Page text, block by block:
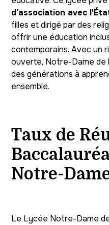
d’association avec
filles et dirigé par des
offrir une éducation
contemporains. Avec un
ouverte, Notre-Dame de
des générations à
ensemble.
Taux de
Notre-
Le Lycée Notre-Dame